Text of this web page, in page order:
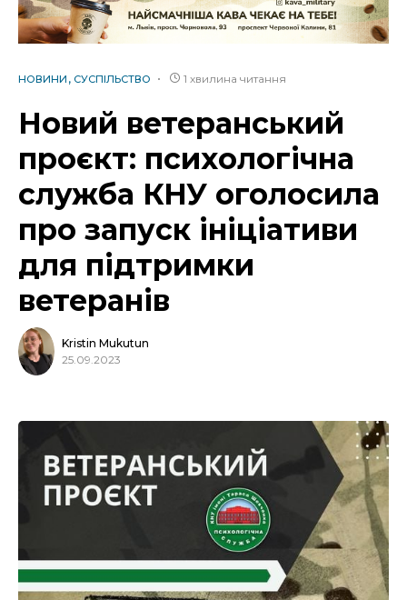
НОВИНИ СУСПІЛЬСТВО 1 хвилина читання
Новий ветеранський
проєкт: психологічна
служба КНУ оголосила
про запуск ініціативи
для підтримки
ветеранів
Kristin Mukutun
25.09.2023